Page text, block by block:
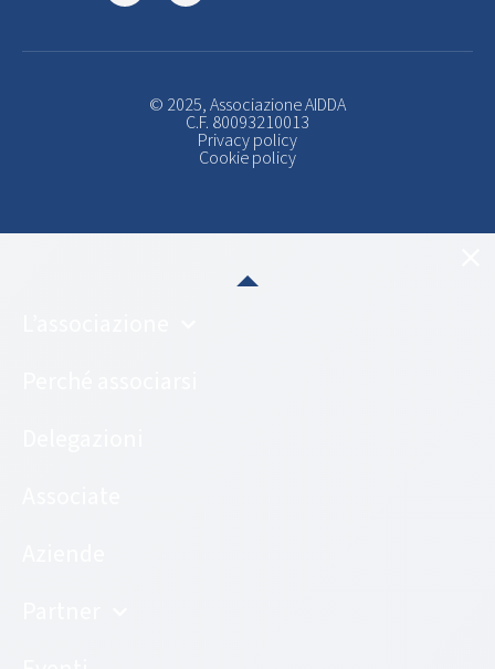
© 2025, Associazione AIDDA
C.F. 80093210013
Privacy policy
Cookie policy